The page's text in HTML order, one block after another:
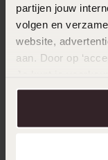
partijen jouw
volgen en
website,
aan. Door op
over in ons